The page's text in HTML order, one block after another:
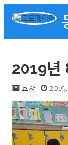
2019년
효자|